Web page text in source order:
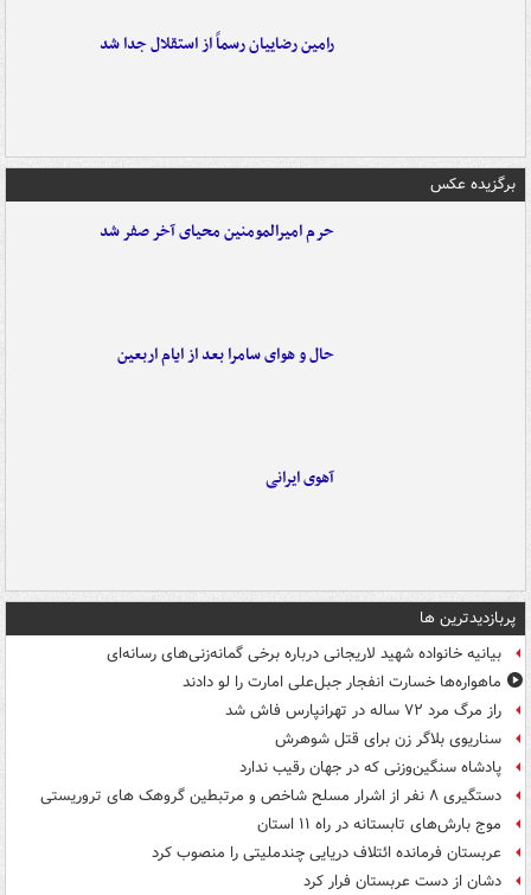
رامین رضاییان رسماً از استقلال جدا شد
برگزیده عکس
حرم امیرالمومنین محیای آخر صفر شد
حال و هوای سامرا بعد از ایام اربعین
آهوی ایرانی
پربازدیدترین ها
بیانیه خانواده شهید لاریجانی درباره برخی گمانه‌زنی‌های رسانه‌ای
ماهواره‌ها خسارت انفجار جبل‌علی امارت را لو دادند
راز مرگ مرد ۷۲ ساله در تهرانپارس فاش شد
سناریوی بلاگر زن برای قتل شوهرش
پادشاه سنگین‌وزنی که در جهان رقیب ندارد
دستگیری ۸ نفر از اشرار مسلح شاخص و مرتبطین گروهک های تروریستی
موج بارش‌های تابستانه در راه ۱۱ استان
عربستان فرمانده ائتلاف دریایی چندملیتی را منصوب کرد
دشان از دست عربستان فرار کرد